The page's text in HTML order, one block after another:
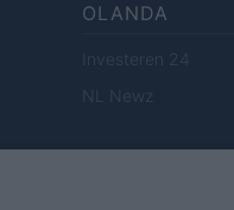
OLANDA
Investeren 24
NL Newz